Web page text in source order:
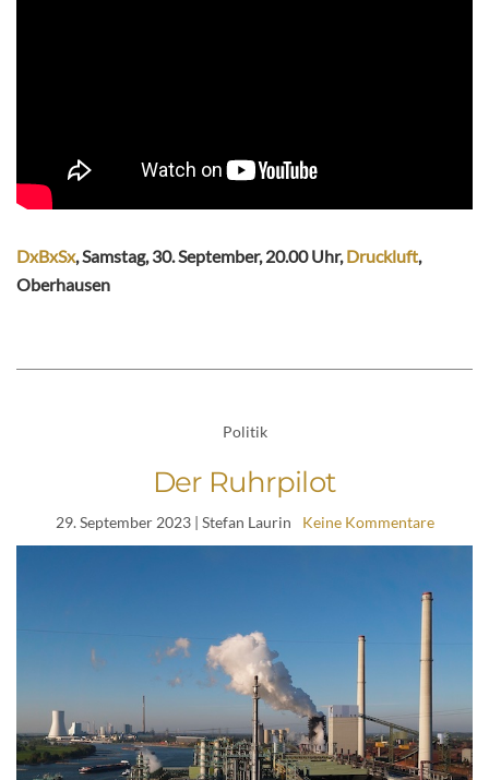
DxBxSx, Samstag, 30. September, 20.00 Uhr,Druckluft,
Oberhausen
Politik
Der Ruhrpilot
29. September 2023| Stefan Laurin Keine Kommentare